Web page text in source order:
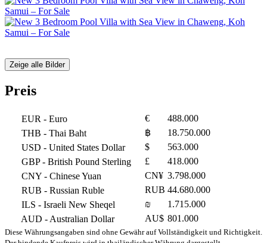
Zeige alle Bilder
Preis
EUR - Euro €
488.000
THB - Thai Baht ฿
18.750.000
USD - United States Dollar $
563.000
GBP- British Pound Sterling £
418.000
CNY - Chinese Yuan CN¥ 3.798.000
RUB - Russian Ruble RUB 44.680.000
ILS - Israeli New Sheqel ₪
1.715.000
AUD - Australian Dollar AU$ 801.000
Diese Währungsangaben sind ohne Gewähr auf Vollständigkeit und Richtigkeit.